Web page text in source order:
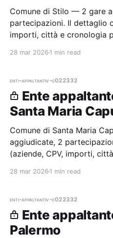
Comune di Stilo — 2 gare
partecipazioni. Il dettaglio
importi, città e cronologia
28 mar 2026 1 min read
enti-appaltantiv-c022332
Ente
Santa Maria
Comune di Santa Maria
aggiudicate, 2
(aziende, CPV, importi,
28 mar 2026 1 min read
enti-appaltantiv-c022332
Ente
Palermo